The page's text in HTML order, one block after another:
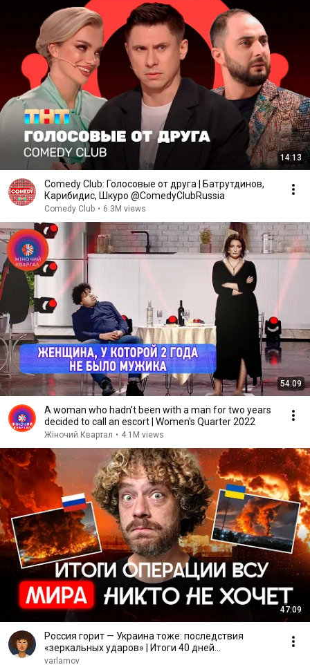
14:13
Comedy Club: Голосовые от друга | Батрутдинов,
Карибидис, Шкуро @ComedyClubRussia
Comedy Club • 6.3M views
54:09
A woman who hadn't been with a man for two years
decided to call an escort | Women's Quarter 2022
Жіночий Квартал • 4.1M views
47:09
Россия горит — Украина тоже: последствия
«зеркальных ударов» | Итоги 40 дней
принуждения к миру
varlamov